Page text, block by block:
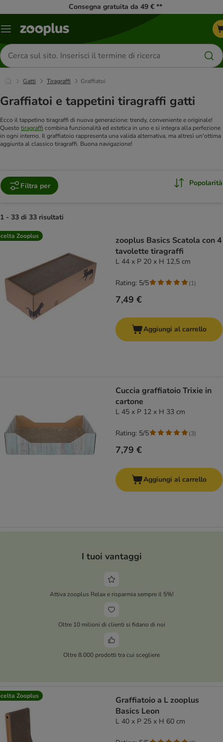
Consegna gratuita da 49 € **
Overview
Cerca
prodotti
Gatti Tiragraffi Graffiatoi
Graffiatoi e tappetini tiragraffi gatti
Ecco il tappetino tiragraffi di nuova generazione: trendy, conveniente e originale!
Questo tiragraffi combina funzionalità ed estetica in uno e si integra alla perfezione
in ogni interno. Il graffiatoio rappresenta una valida alternativa, ma altresì un'ottima
aggiunta al classico tiragraffi. Buona navigazione!
Filtra per Popolarità
1 - 33 di 33 risultati
product items have been changed
Zooplus
zooplus Basics Scatola con 4
tavolette tiragraffi
L 44 x P 20 x H 12,5 cm
7,49 €
Rating: 5/5 (1)
Aggiungi al carrello
Cuccia graffiatoio Trixie in
cartone
L 45 x P 12 x H 33 cm
7,79 €
Rating: 5/5 (3)
Aggiungi al carrello
I tuoi vantaggi
Attiva zooplus Relax e risparmia sempre il 5%!
Oltre 10 milioni di clienti si fidano di noi
Oltre 8.000 prodotti tra cui scegliere
Zooplus
Graffiatoio a L zooplus
Basics Leon
L 40 x P 25 x H 60 cm